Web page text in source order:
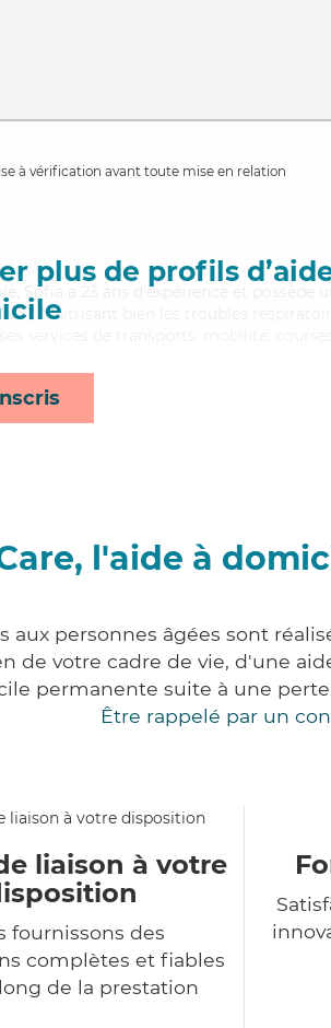
à vérification avant toute mise en relation
plus de profils
Sofia a 23 ans d'expérience et possède
Maitrisant bien les troubles
l'aide à
aux personnes âgées sont
de votre cadre de vie, d'une
permanente suite à une
Être rappelé par un
liaison à votre
fournissons des
complètes et fiables
de la prestation